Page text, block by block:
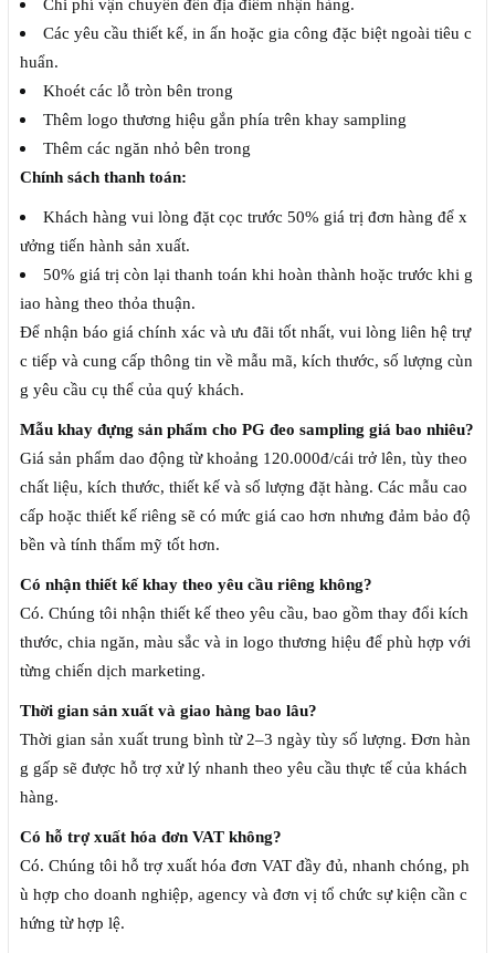
Chi phí vận chuyển đến địa điểm nhận hàng.
Các yêu cầu thiết kế, in ấn hoặc gia công đặc biệt ngoài tiêu c
huẩn.
Khoét các lỗ tròn bên trong
Thêm logo thương hiệu gắn phía trên khay sampling
Thêm các ngăn nhỏ bên trong
Chính sách thanh toán:
Khách hàng vui lòng đặt cọc trước 50% giá trị đơn hàng để x
ưởng tiến hành sản xuất.
50% giá trị còn lại thanh toán khi hoàn thành hoặc trước khi g
iao hàng theo thỏa thuận.
Để nhận báo giá chính xác và ưu đãi tốt nhất, vui lòng liên hệ trự
c tiếp và cung cấp thông tin về mẫu mã, kích thước, số lượng cùn
g yêu cầu cụ thể của quý khách.
Mẫu khay đựng sản phẩm cho PG đeo sampling giá bao nhiêu?
Giá sản phẩm dao động từ khoảng 120.000đ/cái trở lên, tùy theo
chất liệu, kích thước, thiết kế và số lượng đặt hàng. Các mẫu cao
cấp hoặc thiết kế riêng sẽ có mức giá cao hơn nhưng đảm bảo độ
bền và tính thẩm mỹ tốt hơn.
Có nhận thiết kế khay theo yêu cầu riêng không?
Có. Chúng tôi nhận thiết kế theo yêu cầu, bao gồm thay đổi kích
thước, chia ngăn, màu sắc và in logo thương hiệu để phù hợp với
từng chiến dịch marketing.
Thời gian sản xuất và giao hàng bao lâu?
Thời gian sản xuất trung bình từ 2–3 ngày tùy số lượng. Đơn hàn
g gấp sẽ được hỗ trợ xử lý nhanh theo yêu cầu thực tế của khách
hàng.
Có hỗ trợ xuất hóa đơn VAT không?
Có. Chúng tôi hỗ trợ xuất hóa đơn VAT đầy đủ, nhanh chóng, ph
ù hợp cho doanh nghiệp, agency và đơn vị tổ chức sự kiện cần c
hứng từ hợp lệ.